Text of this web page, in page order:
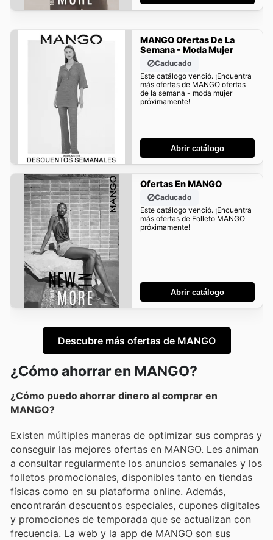
MANGO Ofertas De La
Semana - Moda Mujer
Caducado
Este catálogo venció. ¡Encuentra
más ofertas de MANGO ofertas
de la semana - moda mujer
próximamente!
Abrir catálogo
Ofertas En MANGO
Caducado
Este catálogo venció. ¡Encuentra
más ofertas de Folleto MANGO
próximamente!
Abrir catálogo
Descubre más ofertas de MANGO
¿Cómo ahorrar en MANGO?
¿Cómo puedo ahorrar dinero al comprar en
MANGO?
Existen múltiples maneras de optimizar sus compras y
conseguir las mejores ofertas en MANGO. Les animan
a consultar regularmente los anuncios semanales y los
folletos promocionales, disponibles tanto en tiendas
físicas como en su plataforma online. Además,
encontrarán descuentos especiales, cupones digitales
y promociones de temporada que se actualizan con
frecuencia. La web y la app de MANGO son sus